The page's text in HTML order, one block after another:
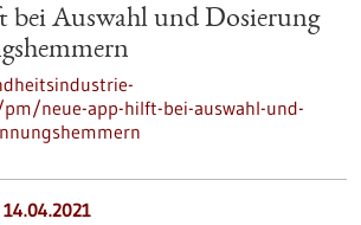
bei Auswahl und Dosierung
neue-app-hilft-bei-auswahl-und-